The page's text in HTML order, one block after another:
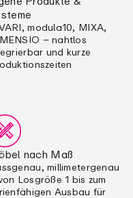
modula10, MIXA,
– nahtlos
und kurze
nach Maß
millimetergenau
Losgröße 1 bis zum
Ausbau für